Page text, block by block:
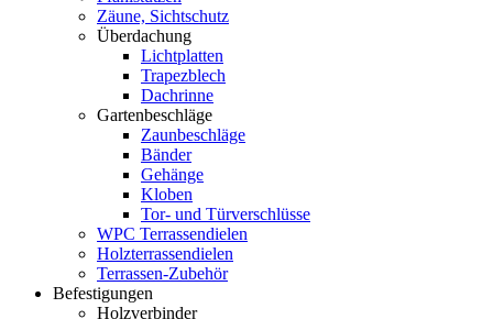
Zäune, Sichtschutz
Überdachung
Lichtplatten
Trapezblech
Dachrinne
Gartenbeschläge
Zaunbeschläge
Bänder
Gehänge
Kloben
Tor- und Türverschlüsse
WPC Terrassendielen
Holzterrassendielen
Terrassen-Zubehör
Befestigungen
Holzverbinder